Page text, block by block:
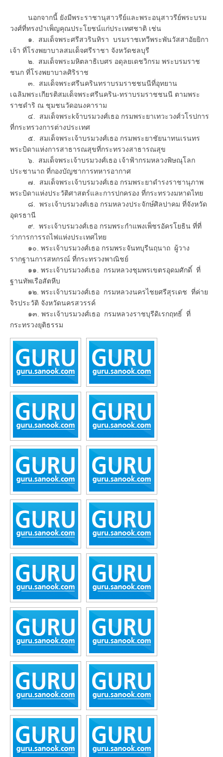
นอกจากนี้ ยังมีพระราชานุสาวรีย์และพระอนุสาวรีย์พระบรม
วงศ์ที่ทรงบำเพ็ญคุณประโยชน์แก่ประเทศชาติ เช่น
๑. สมเด็จพระศรีสวรินทิรา บรมราชเทวีพระพันวัสสาอัยยิกา
เจ้า ที่โรงพยาบาลสมเด็จศรีราชา จังหวัดชลบุรี
๒. สมเด็จพระมหิตลาธิเบศร อดุลยเดชวิกรม พระบรมราช
ชนก ที่โรงพยาบาลศิริราช
๓. สมเด็จพระศรีนครินทราบรมราชชนนีที่อุทยาน
เฉลิมพระเกียรติสมเด็จพระศรีนคริน-ทราบรมราชชนนี ตามพระ
ราชดำริ ณ ชุมชนวัดอนงคาราม
๔. สมเด็จพระkจ้าบรมวงศ์เธอ กรมพระยาเทวะวงศ์วโรปการ
ที่กระทรวงการต่างประเทศ
๕. สมเด็จพระเจ้าบรมวงศ์เธอ กรมพระยาชัยนาทนเรนทร
พระบิดาแห่งการสาธารณสุขที่กระทรวงสาธารณสุข
๖. สมเด็จพระเจ้าบรมวงศ์เธอ เจ้าฟ้ากรมหลวงพิษณุโลก
ประชานาถ ที่กองบัญชาการทหารอากาศ
๗. สมเด็จพระเจ้าบรมวงศ์เธอ กรมพระยาดำรงราชานุภาพ
พระบิดาแห่งประวัติศาสตร์และการปกครอง ที่กระทรวงมหาดไทย
๘. พระเจ้าบรมวงศ์เธอ กรมหลวงประจักษ์ศิลปาคม ที่จังหวัด
อุดรธานี
๙. พระเจ้าบรมวงศ์เธอ กรมพระกำแพงเพ็ชรอัครโยธิน ที่ที่
ว่าการการรถไฟแห่งประเทศไทย
๑๐. พระเจ้าบรมวงศ์เธอ กรมพระจันทบุรีนฤนาถ ผู้วาง
รากฐานการสหกรณ์ ที่กระทรวงพาณิชย์
๑๑. พระเจ้าบรมวงศ์เธอ กรมหลวงชุมพรเขตรอุดมศักดิ์ ที่
ฐานทัพเรือสัตหีบ
๑๒. พระเจ้าบรมวงศ์เธอ กรมหลวงนครไชยศรีสุรเดช ที่ค่าย
จิรประวัติ จังหวัดนครสวรรค์
๑๓. พระเจ้าบรมวงศ์เธอ กรมหลวงราชบุรีดิเรกฤทธิ์ ที่
กระทรวงยุติธรรม